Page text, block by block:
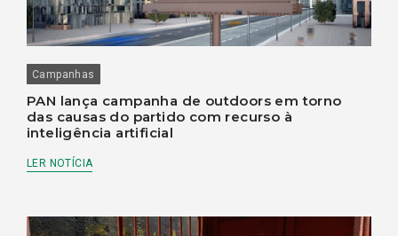
Campanhas
PAN lança campanha de outdoors em torno
das causas do partido com recurso à
inteligência artificial
LER NOTÍCIA